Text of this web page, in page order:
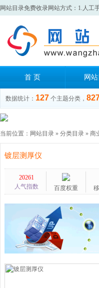
网站目录免费收录网站方式：1.人工
首 页 网
数据统计： 127 个主题分类，
当前位置： 网站目录 » 分类目录 » 商
镀层测厚仪
20261
人气指数
百度权重